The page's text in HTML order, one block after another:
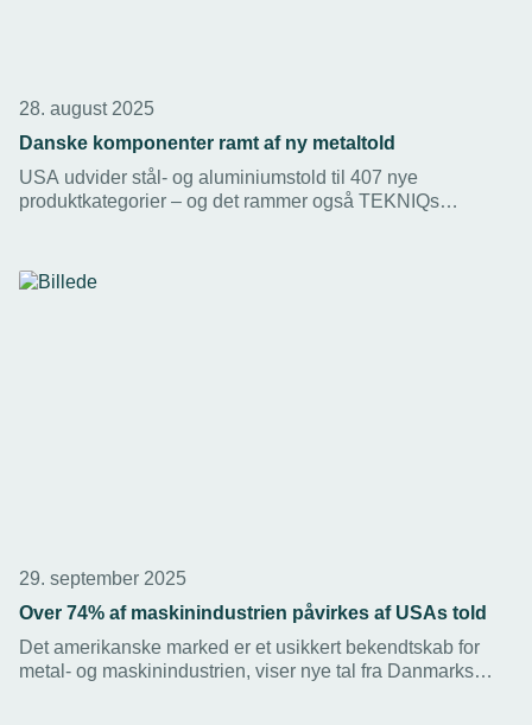
28. august 2025
Danske komponenter ramt af ny metaltold
USA udvider stål- og aluminiumstold til 407 nye
produktkategorier – og det rammer også TEKNIQs
29. september 2025
Over 74% af maskinindustrien påvirkes af USAs told
Det amerikanske marked er et usikkert bekendtskab for
metal- og maskinindustrien, viser nye tal fra Danmarks